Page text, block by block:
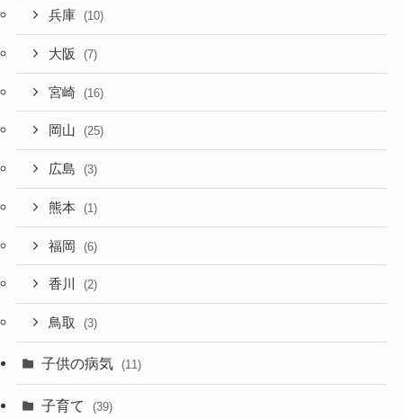
兵庫 (10)
大阪 (7)
宮崎 (16)
岡山 (25)
広島 (3)
熊本 (1)
福岡 (6)
香川 (2)
鳥取 (3)
子供の病気 (11)
子育て (39)